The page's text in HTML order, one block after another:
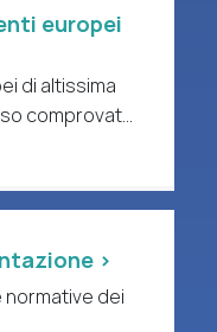
europei
di altissima
comprovati
>
normative dei